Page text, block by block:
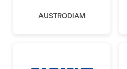
AUSTRODIAM